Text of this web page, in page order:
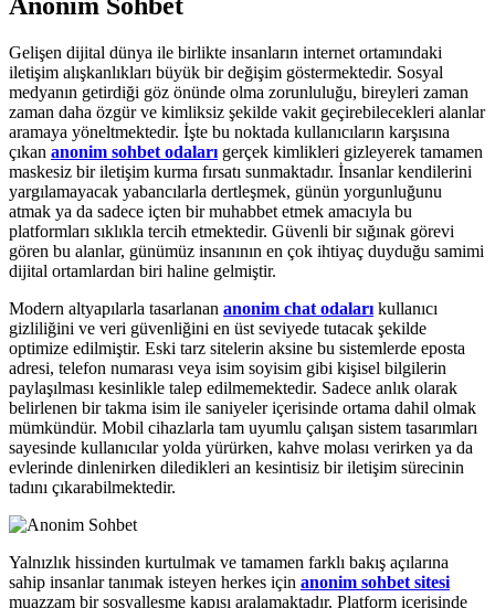
Gelişen dijital dünya ile birlikte insanların internet ortamındaki
iletişim alışkanlıkları büyük bir değişim göstermektedir. Sosyal
medyanın getirdiği göz önünde olma zorunluluğu, bireyleri zaman
zaman daha özgür ve kimliksiz şekilde vakit geçirebilecekleri alanlar
aramaya yöneltmektedir. İşte bu noktada kullanıcıların karşısına
çıkan anonim sohbet odaları gerçek kimlikleri gizleyerek tamamen
maskesiz bir iletişim kurma fırsatı sunmaktadır. İnsanlar kendilerini
yargılamayacak yabancılarla dertleşmek, günün yorgunluğunu
atmak ya da sadece içten bir muhabbet etmek amacıyla bu
platformları sıklıkla tercih etmektedir. Güvenli bir sığınak görevi
gören bu alanlar, günümüz insanının en çok ihtiyaç duyduğu samimi
dijital ortamlardan biri haline gelmiştir.
Modern altyapılarla tasarlanan anonim chat odaları kullanıcı
gizliliğini ve veri güvenliğini en üst seviyede tutacak şekilde
optimize edilmiştir. Eski tarz sitelerin aksine bu sistemlerde eposta
adresi, telefon numarası veya isim soyisim gibi kişisel bilgilerin
paylaşılması kesinlikle talep edilmemektedir. Sadece anlık olarak
belirlenen bir takma isim ile saniyeler içerisinde ortama dahil olmak
mümkündür. Mobil cihazlarla tam uyumlu çalışan sistem tasarımları
sayesinde kullanıcılar yolda yürürken, kahve molası verirken ya da
evlerinde dinlenirken diledikleri an kesintisiz bir iletişim sürecinin
tadını çıkarabilmektedir.
Yalnızlık hissinden kurtulmak ve tamamen farklı bakış açılarına
sahip insanlar tanımak isteyen herkes için anonim sohbet sitesi
muazzam bir sosyalleşme kapısı aralamaktadır. Platform içerisinde